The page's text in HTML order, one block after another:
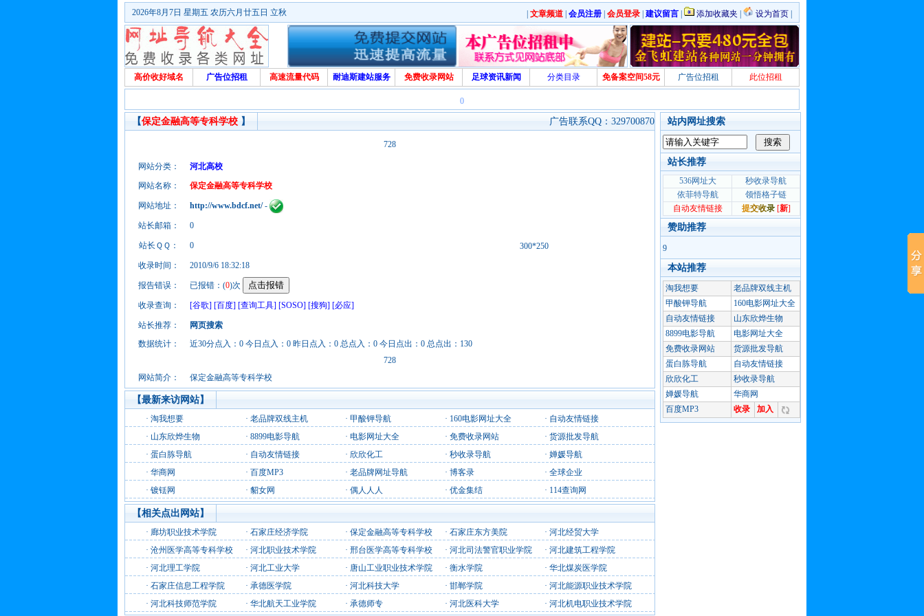
文章频道 会员注册 会员登录 建议留言 添加收藏夹 设为首页
2026年8月7日 星期五 农历六月廿五日 立秋
高价收好域名 广告位招租 高速流量代码 耐迪斯建站服务 免费收录网站 足球资讯新闻 分类目录 免备案空间58元 广告位招租 此位招租
0
站内网址搜索
站长推荐
赞助推荐
9
本站推荐
广告联系QQ：329700870
【保定金融高等专科学校 】
728
网站分类： 河北高校
300*250
网站名称： 保定金融高等专科学校
网站地址： http://www.bdcf.net/-
站长邮箱： 0
站长ＱＱ： 0
收录时间： 2010/9/6 18:32:18
报告错误： 已报错：(0)次
收录查询： [谷歌] [百度] [查询工具] [SOSO] [搜狗] [必应]
站长推荐：
网页搜索
数据统计：
近30分点入：0 今日点入：0 昨日点入：0 总点入：0 今日点出：0 总点出：130
728
网站简介：
保定金融高等专科学校
【最新来访网站】
· 淘我想要 · 老品牌双线主机 · 甲酸钾导航 · 160电影网址大全 · 自动友情链接
· 山东欣烨生物 · 8899电影导航 · 电影网址大全 · 免费收录网站 · 货源批发导航
· 蛋白胨导航 · 自动友情链接 · 欣欣化工 · 秒收录导航 · 婵媛导航
· 华商网 · 百度MP3 · 老品牌网址导航 · 博客录 · 全球企业
· 镀铥网 · 貂女网 · 偶人人人 · 优金集结 · 114查询网
【相关点出网站】
· 廊坊职业技术学院 · 石家庄经济学院 · 保定金融高等专科学校 · 石家庄东方美院 · 河北经贸大学
· 沧州医学高等专科学校 · 河北职业技术学院 · 邢台医学高等专科学校 · 河北司法警官职业学院 · 河北建筑工程学院
· 河北理工学院 · 河北工业大学 · 唐山工业职业技术学院 · 衡水学院 · 华北煤炭医学院
· 石家庄信息工程学院 · 承德医学院 · 河北科技大学 · 邯郸学院 · 河北能源职业技术学院
· 河北科技师范学院 · 华北航天工业学院 · 承德师专 · 河北医科大学 · 河北机电职业技术学院